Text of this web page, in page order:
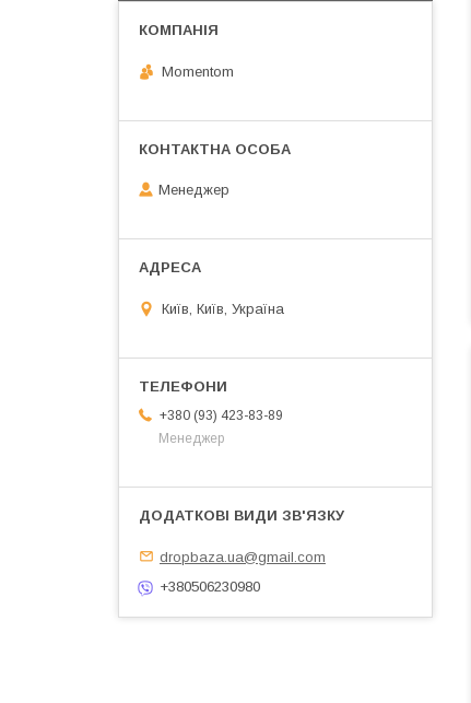
Momentom
Менеджер
Київ, Київ, Україна
+380 (93) 423-83-89
Менеджер
dropbaza.ua@gmail.com
+380506230980